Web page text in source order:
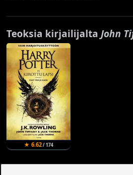
Teoksia kirjailijaltaJohn
★ 6.62/ 174